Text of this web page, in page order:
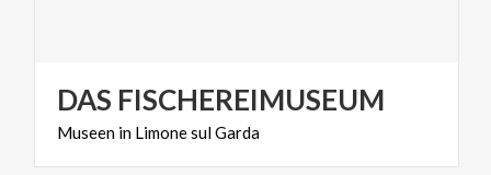
DAS FISCHEREIMUSEUM
Museen in LimonesulGarda